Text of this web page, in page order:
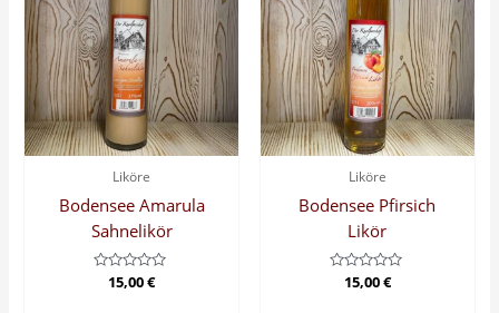
Liköre
Bodensee Amarula
Sahnelikör
Bewertet
15,00€
Liköre
Bodensee Pfirsich
Likör
Bewertet
15,00€